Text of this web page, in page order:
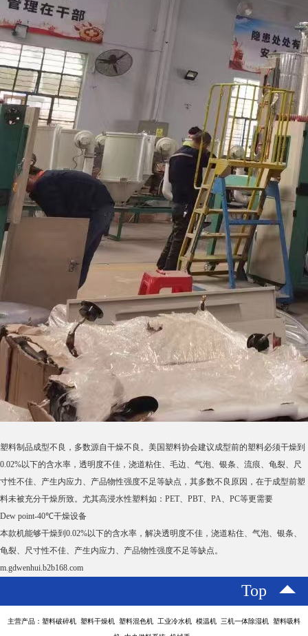
塑料制品成型不良，多数源自干燥不良。美国塑料协会建议成型前的塑料必须干燥到
0.02%以下的含水率，透明度不佳，浇道粘住、毛边、气泡、银条、流痕、龟裂、尺
寸性不佳、产生内应力、产品物性强度不足等缺点，其多数不良原因，在于成型前塑
料未被充分干燥所致。尤其高浸水性塑料如：PET、PBT、PA、PC等更需要
Dew point-40℃干燥设备
本款机能够干燥到0.02%以下的含水率，解决透明度不佳，浇道粘住、气泡、银条、
龟裂、尺寸性不佳、产生内应力、产品物性强度不足等缺点。
m.gdwenhui.b2b168.com
Top
主营产品：塑料破碎机 塑料干燥机 塑料混色机 工业冷水机 模温机 三机一体除湿机 塑料吸料